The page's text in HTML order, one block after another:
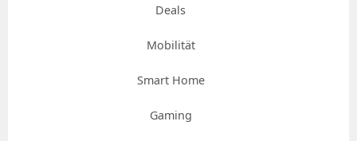
Deals
Mobilität
Smart Home
Gaming